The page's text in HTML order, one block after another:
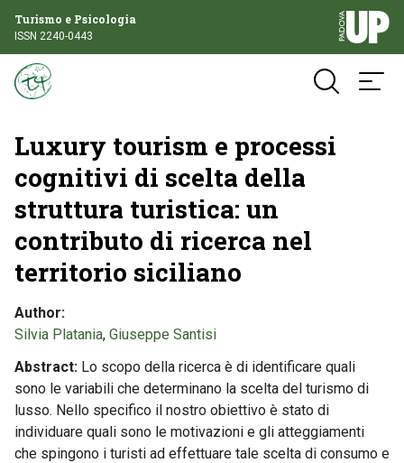
Turismo e Psicologia
ISSN 2240-0443
Luxury tourism e processi
cognitivi di scelta della
struttura turistica: un
contributo di ricerca nel
territorio siciliano
Author
Silvia Platania, Giuseppe Santisi
Abstract Lo scopo della ricerca è di identificare quali
sono le variabili che determinano la scelta del turismo di
lusso. Nello specifico il nostro obiettivo è stato di
individuare quali sono le motivazioni e gli atteggiamenti
che spingono i turisti ad effettuare tale scelta di consumo e